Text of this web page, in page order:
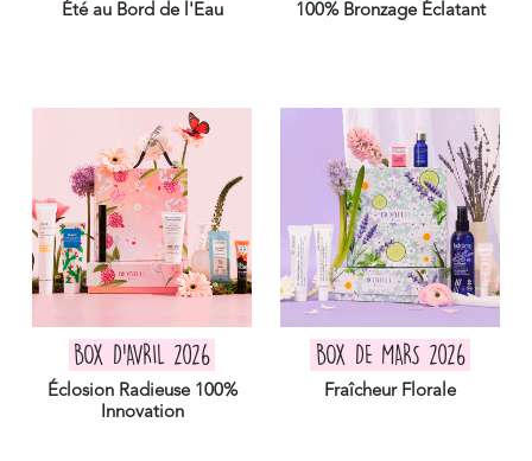
Été au Bord de l'Eau 100% Bronzage Éclatant
BOX D'AVRIL 2026
Éclosion Radieuse 100%
Innovation
BOX DE MARS 2026
Fraîcheur Florale